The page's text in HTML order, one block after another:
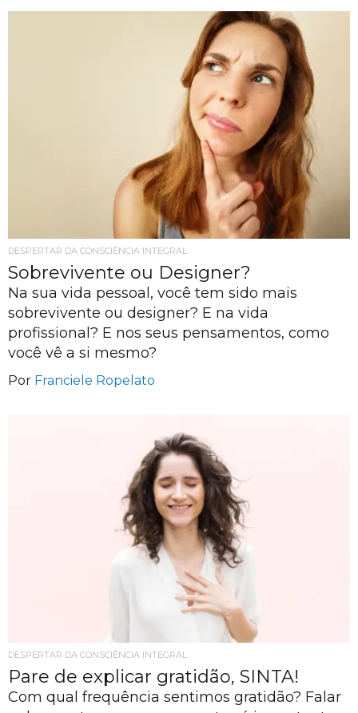
DESPERTAR DA CONSCIÊNCIA INTEGRAL
Sobrevivente ou Designer?
Na sua vida pessoal, você tem sido mais
sobrevivente ou designer? E na vida
profissional? E nos seus pensamentos, como
você vê a si mesmo?
Por Franciele Ropelato
DESPERTAR DA CONSCIÊNCIA INTEGRAL
Pare de explicar gratidão, SINTA!
Com qual frequência sentimos gratidão? Falar